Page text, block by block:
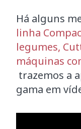
Há alguns
linha
legumes,
máquinas
trazemos a
gama em